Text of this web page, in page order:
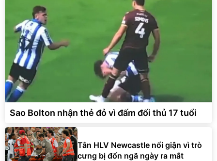
Sao Bolton nhận thẻ đỏ vì đấm đối thủ 17 tuổi
Tân HLV Newcastle nổi giận vì trò
cưng bị đốn ngã ngày ra mắt